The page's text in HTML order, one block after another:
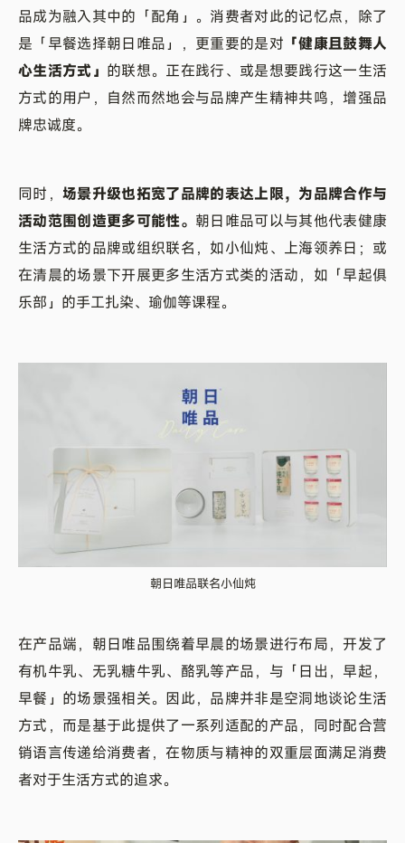
品成为融入其中的「配角」。消费者对此的记忆点，除了
是「早餐选择朝日唯品」，更重要的是对 「健康且鼓舞人
心生活方式」 的联想。正在践行、或是想要践行这一生活
方式的用户，自然而然地会与品牌产生精神共鸣，增强品
牌忠诚度。
同时， 场景升级也拓宽了品牌的表达上限，为品牌合作与
活动范围创造更多可能性。 朝日唯品可以与其他代表健康
生活方式的品牌或组织联名，如小仙炖、上海领养日；或
在清晨的场景下开展更多生活方式类的活动，如「早起俱
乐部」的手工扎染、瑜伽等课程。
朝日唯品联名小仙炖
在产品端，朝日唯品围绕着早晨的场景进行布局，开发了
有机牛乳、无乳糖牛乳、酪乳等产品，与「日出，早起，
早餐」的场景强相关。因此，品牌并非是空洞地谈论生活
方式，而是基于此提供了一系列适配的产品，同时配合营
销语言传递给消费者，在物质与精神的双重层面满足消费
者对于生活方式的追求。